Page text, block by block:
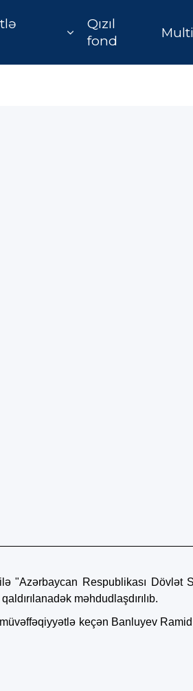
Qızıl
fond
"Azərbaycan Respublikası Dövlət
məhdudlaşdırılıb.
keçən Banluyev